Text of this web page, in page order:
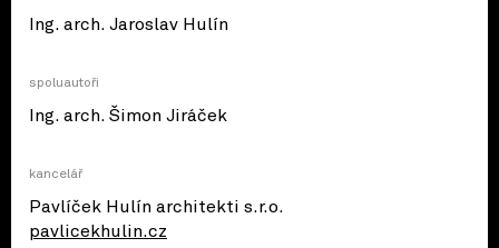
Ing. arch. Jaroslav Hulín
spoluautoři
Ing. arch. Šimon Jiráček
kancelář
Pavlíček Hulín architekti s.r.o.
pavlicekhulin.cz